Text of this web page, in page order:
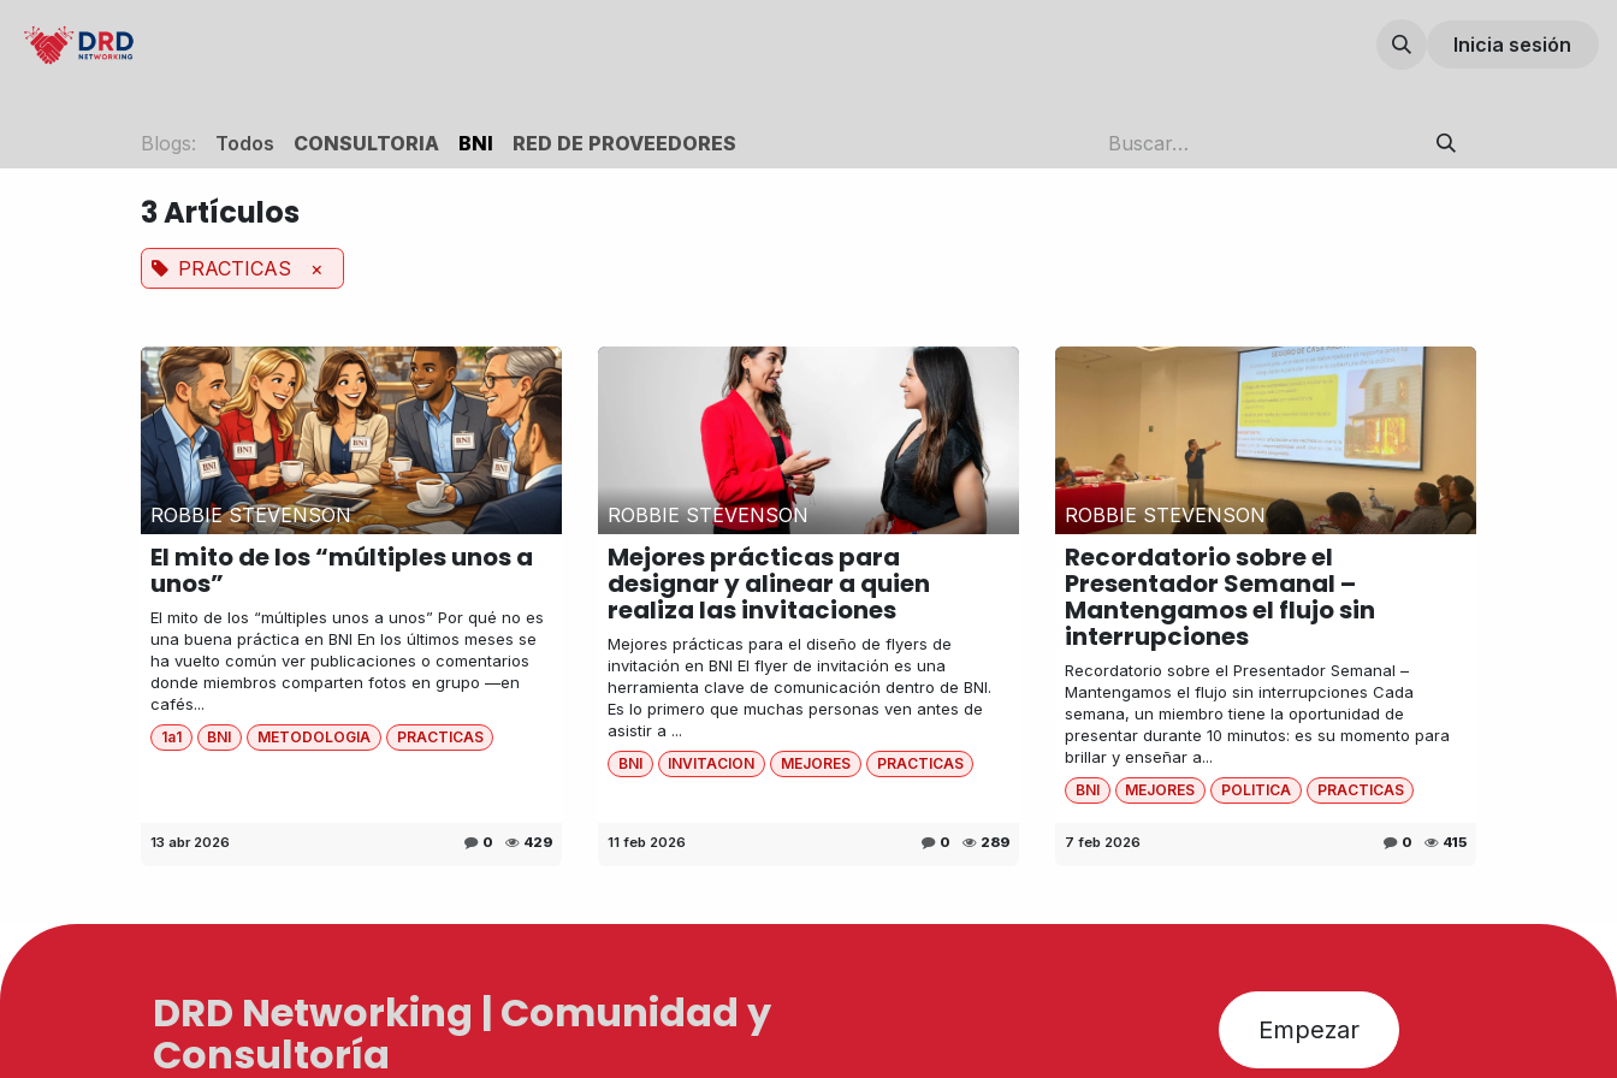
Inicia sesión
Blogs: Todos CONSULTORIA BNI RED DE PROVEEDORES
3 Artículos
PRACTICAS ×
ROBBIE STEVENSON
El mito de los “múltiples unos a
unos”
El mito de los “múltiples unos a unos” Por qué no es
una buena práctica en BNI En los últimos meses se
ha vuelto común ver publicaciones o comentarios
donde miembros comparten fotos en grupo —en
cafés...
1a1 BNI METODOLOGIA PRACTICAS
13 abr 2026 0 429
ROBBIE STEVENSON
Mejores prácticas para
designar y alinear a quien
realiza las invitaciones
Mejores prácticas para el diseño de flyers de
invitación en BNI El flyer de invitación es una
herramienta clave de comunicación dentro de BNI.
Es lo primero que muchas personas ven antes de
asistir a ...
BNI INVITACION MEJORES PRACTICAS
11 feb 2026 0 289
ROBBIE STEVENSON
Recordatorio sobre el
Presentador Semanal –
Mantengamos el flujo sin
interrupciones
Recordatorio sobre el Presentador Semanal –
Mantengamos el flujo sin interrupciones Cada
semana, un miembro tiene la oportunidad de
presentar durante 10 minutos: es su momento para
brillar y enseñar a...
BNI MEJORES POLITICA PRACTICAS
7 feb 2026 0 415
DRD Networking | Comunidad y
Consultoría Empezar